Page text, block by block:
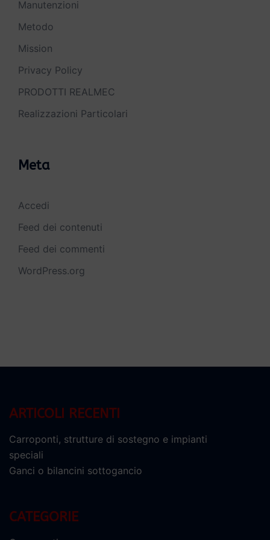
Manutenzioni
Metodo
Mission
Privacy Policy
PRODOTTI REALMEC
Realizzazioni Particolari
Meta
Accedi
Feed dei contenuti
Feed dei commenti
WordPress.org
ARTICOLI RECENTI
Carroponti, strutture di sostegno e impianti
speciali
Ganci o bilancini sottogancio
CATEGORIE